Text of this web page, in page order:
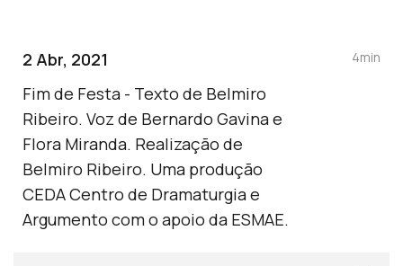
2 Abr, 2021
Fim de Festa - Texto de Belmiro
Ribeiro. Voz de Bernardo Gavina e
Flora Miranda. Realização de
Belmiro Ribeiro. Uma produção
CEDA Centro de Dramaturgia e
Argumento com o apoio da ESMAE.
4min